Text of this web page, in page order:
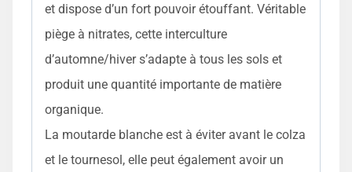
et dispose d’un fort pouvoir étouffant. Véritable
piège à nitrates, cette interculture
d’automne/hiver s’adapte à tous les sols et
produit une quantité importante de matière
organique.
La moutarde blanche est à éviter avant le colza
et le tournesol, elle peut également avoir un